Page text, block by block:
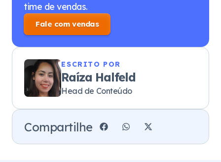
time de vendas.
Fale com vendas
ESCRITO POR
Raíza Halfeld
Head de Conteúdo
Compartilhe